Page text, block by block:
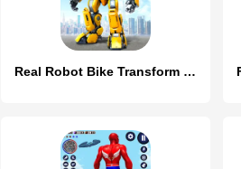
Real Robot Bike Transform Game